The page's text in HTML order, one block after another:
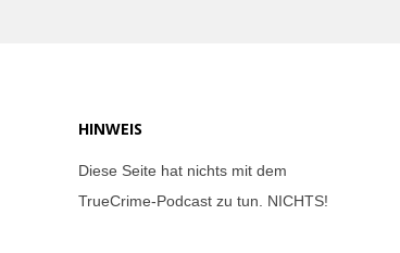
HINWEIS
Diese Seite hat nichts mit dem
TrueCrime-Podcast zu tun. NICHTS!